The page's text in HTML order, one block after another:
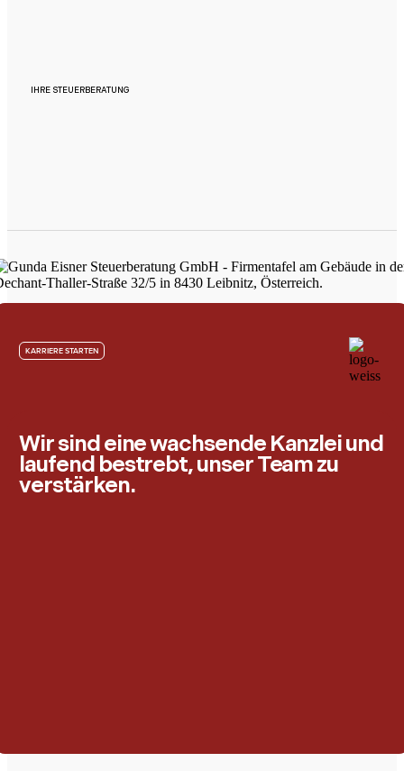
IHRE STEUERBERATUNG
KARRIERE STARTEN
Wir sind eine wachsende Kanzlei und
laufend bestrebt, unser Team zu
verstärken.